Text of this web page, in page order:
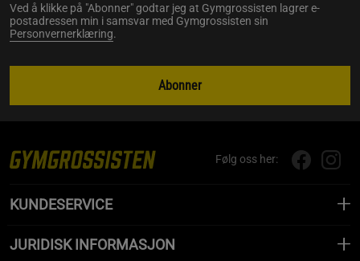
Ved å klikke på "Abonner" godtar jeg at Gymgrossisten lagrer e-
postadressen min i samsvar med Gymgrossisten sin
Personvernerklæring.
Abonner
Følg oss her:
KUNDESERVICE
JURIDISK INFORMASJON